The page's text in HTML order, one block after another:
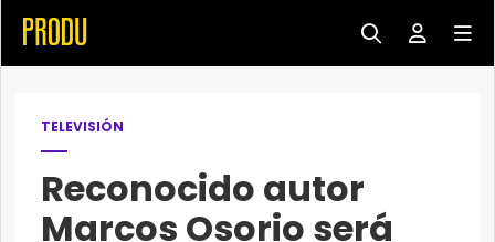
TELEVISIÓN
Reconocido autor
Marcos Osorio será